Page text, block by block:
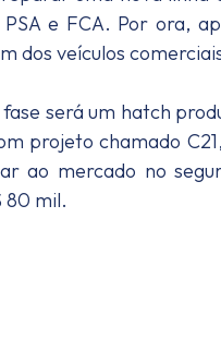
e FCA. Por ora,
dos veículos
será um hatch
projeto chamado
ao mercado no
80 mil.